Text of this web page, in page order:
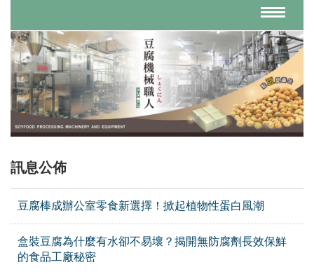
訊息公佈
豆腐棒成辦公室零食新選擇！掀起植物性蛋白風潮
盒裝豆腐為什麼有水卻不易壞？揭開無防腐劑長效保鮮
的食品工廠秘密